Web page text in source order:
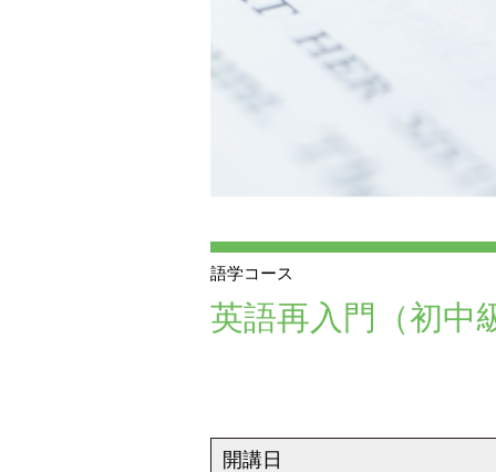
語学コース
英語再入門（初中
開講日